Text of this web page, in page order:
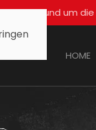
Fragen rund um
HOME